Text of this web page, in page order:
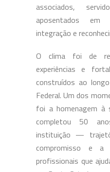
associados,
aposentados
integração e
O clima foi de
experiências e
construídos ao
Federal. Um dos
foi a homenagem à
completou 50
instituição —
compromisso e
profissionais que